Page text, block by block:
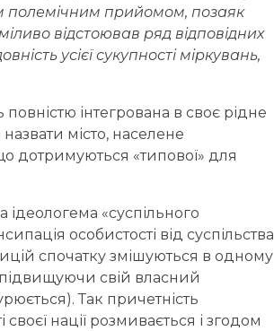
полемічним прийомом, позаяк
відстоював ряд відповідних
усієї сукупності міркувань,
інтегрована в своє рідне
місто, населене
«типової» для
ідеологема «суспільного
особистості від суспільства
спочатку змішуються в одному
підвищуючи свій власний
Так причетність
своєї нації розмивається і згодом